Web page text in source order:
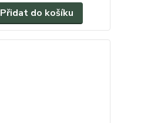
Přidat do košíku